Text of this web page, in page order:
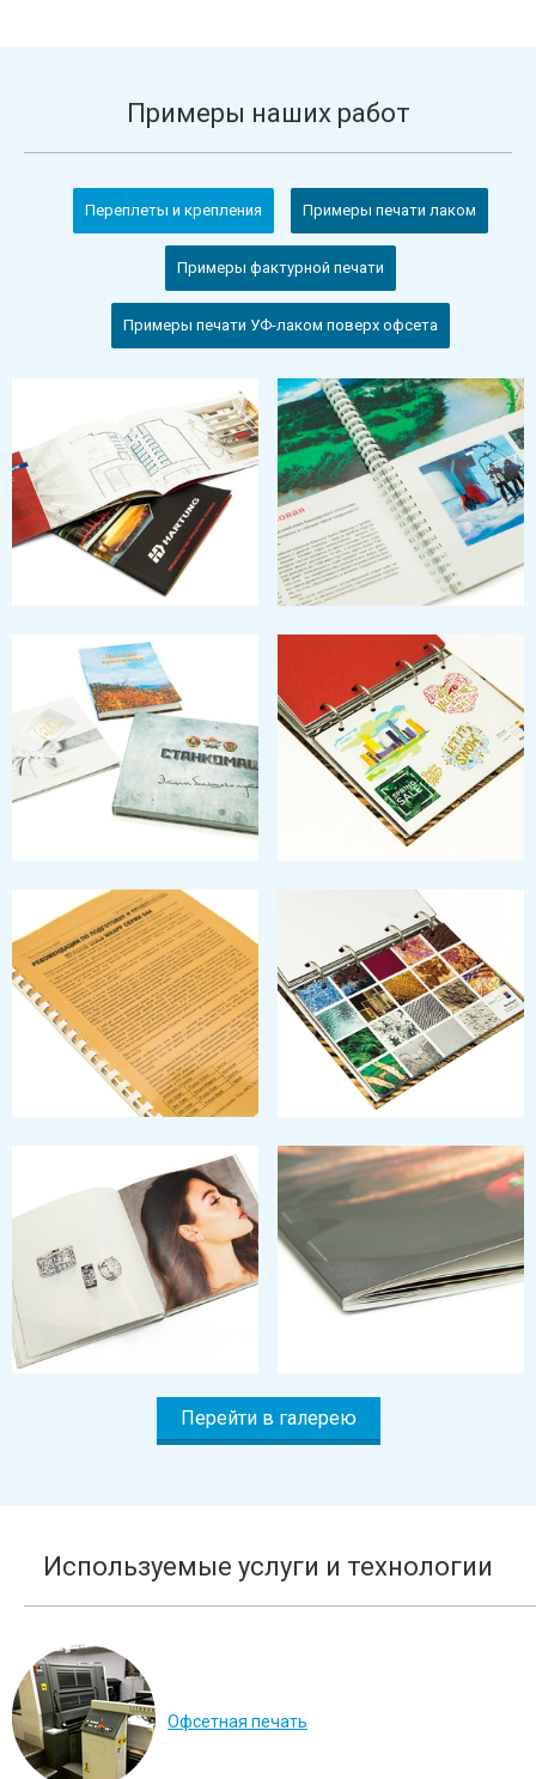
Примеры наших работ
Переплеты и крепления Примеры печати лаком
Примеры фактурной печати
Примеры печати УФ-лаком поверх офсета
Перейти в галерею
Используемые услуги и технологии
Офсетная печать